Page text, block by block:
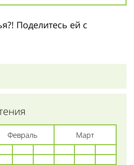
Поделитесь ей с
Февраль Март